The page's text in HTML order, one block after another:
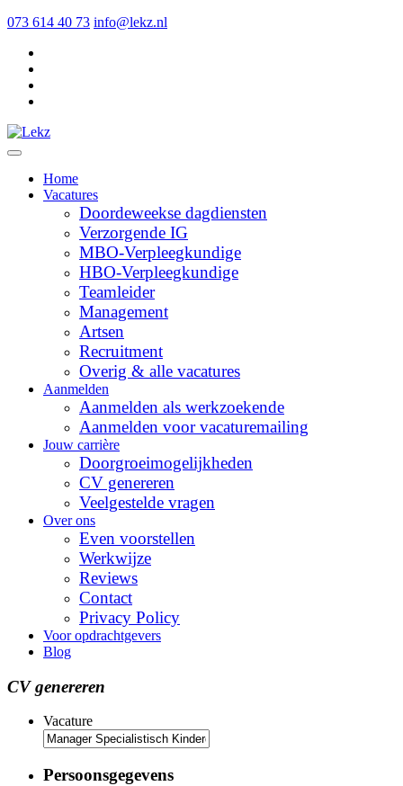
073 614 40 73 info@lekz.nl
Home
Vacatures
Doordeweekse dagdiensten
Verzorgende IG
MBO-Verpleegkundige
HBO-Verpleegkundige
Teamleider
Management
Artsen
Recruitment
Overig & alle vacatures
Aanmelden
Aanmelden als werkzoekende
Aanmelden voor vacaturemailing
Jouw carrière
Doorgroeimogelijkheden
CV genereren
Veelgestelde vragen
Over ons
Even voorstellen
Werkwijze
Reviews
Contact
Privacy Policy
Voor opdrachtgevers
Blog
CV genereren
Vacature
Persoonsgegevens